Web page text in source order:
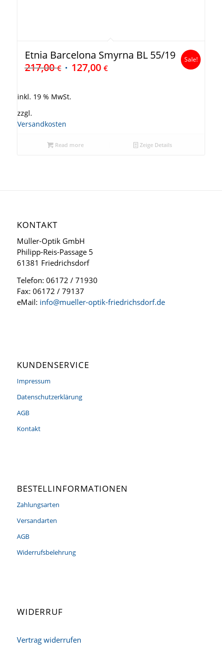
Etnia Barcelona Smyrna BL 55/19
217,00€ 127,00 €
Sale!
inkl. 19 % MwSt.
zzgl.
Versandkosten
Read more Zeige Details
KONTAKT
Müller-Optik GmbH
Philipp-Reis-Passage 5
61381 Friedrichsdorf
Telefon: 06172 / 71930
Fax: 06172 / 79137
eMail: info@mueller-optik-friedrichsdorf.de
KUNDENSERVICE
Impressum
Datenschutzerklärung
AGB
Kontakt
BESTELLINFORMATIONEN
Zahlungsarten
Versandarten
AGB
Widerrufsbelehrung
WIDERRUF
Vertrag widerrufen